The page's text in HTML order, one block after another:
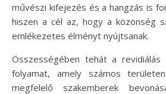
művészi kifejezés és a hangzás is
hiszen a cél az, hogy a közönség
emlékezetes élményt nyújtsanak.
Összességében tehát a
folyamat, amely számos
megfelelő szakemberek